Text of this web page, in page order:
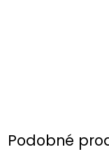
Podobné